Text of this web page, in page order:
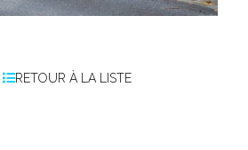
RETOUR À LA LISTE